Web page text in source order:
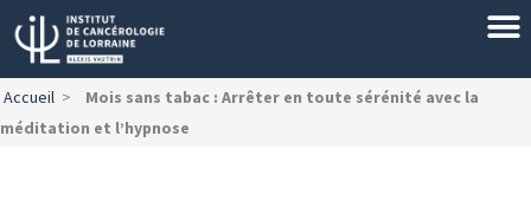
Aller
au
contenu
Accueil >
Mois sans tabac : Arrêter en toute sérénité avec la
méditation et l’hypnose